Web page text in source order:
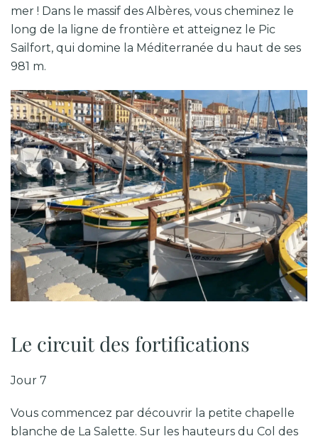
mer ! Dans le massif des Albères, vous cheminez le
long de la ligne de frontière et atteignez le Pic
Sailfort, qui domine la Méditerranée du haut de ses
981 m.
Le circuit des fortifications
Jour 7
Vous commencez par découvrir la petite chapelle
blanche de La Salette. Sur les hauteurs du Col des